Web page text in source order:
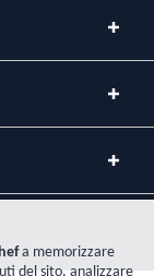
a memorizzare
del sito, analizzare